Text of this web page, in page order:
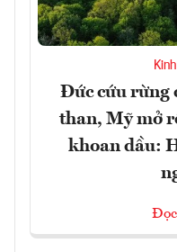
Đức cứu rừng
than, Mỹ mở
khoan dầu: